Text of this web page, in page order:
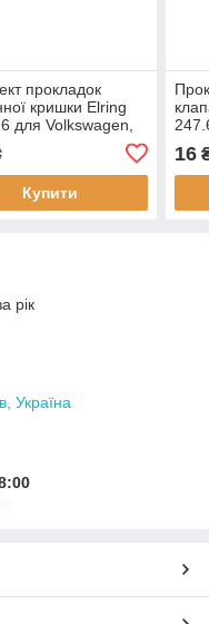
прокладок
кришки Elring
для Volkswagen,
Купити
16
рік
Україна